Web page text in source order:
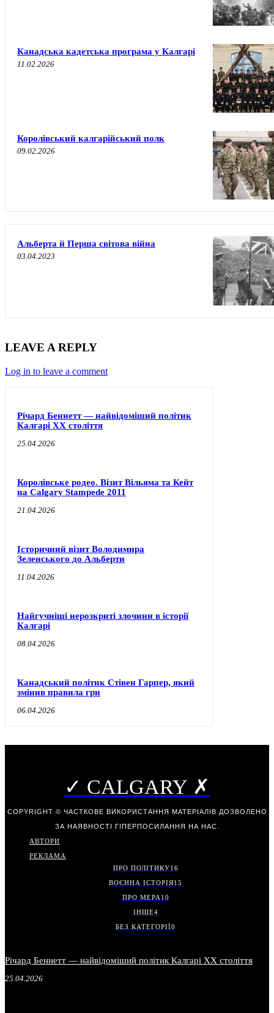
Канадська кадетська програма у Калгарі
11.02.2026
Королівський калгарійський полк
09.02.2026
Альберта й Перша світова війна
03.04.2023
LEAVE A REPLY
Log in to leave a comment
Річард Беннетт — найвідоміший політик
Калгарі XX століття
25.04.2026
Королівське родео. Візит Вільяма та Кейт
на Calgary Stampede 2011
21.04.2026
Історичний візит Володимира
Зеленського до Альберти
11.04.2026
Найгучніші нерозкриті злочини в історії
Калгарі
08.04.2026
Канадський політик Стівен Гарпер, який
змінив правила гри
06.04.2026
✓ CALGARY ✗
COPYRIGHT © ЧАСТКОВЕ ВИКОРИСТАННЯ МАТЕРІАЛІВ ДОЗВОЛЕНО
ЗА НАЯВНОСТІ ГІПЕРПОСИЛАННЯ НА НАС.
АВТОРИ
РЕКЛАМА
ПРО ПОЛІТИКУ16
ВОЄННА ІСТОРІЯ15
ПРО МЕРА 10
ІНШЕ4
БЕЗ КАТЕГОРІЇ0
Річард Беннетт — найвідоміший політик Калгарі XX століття
25.04.2026